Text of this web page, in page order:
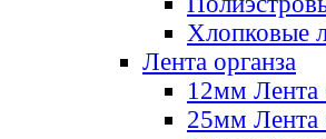
Хлопковые
Лента органза
12мм Лента
25мм Лента